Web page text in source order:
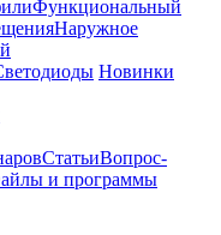
Функциональный
Наружное
Новинки
СтатьиВопрос-
и программы